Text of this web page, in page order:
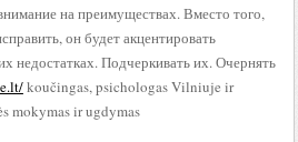
на преимуществах. Вместо того,
он будет акцентировать
недостатках. Подчеркивать их. Очернять
koučingas, psichologas Vilniuje ir
mokymas ir ugdymas